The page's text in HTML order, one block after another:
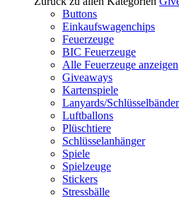
Buttons
Einkaufswagenchips
Feuerzeuge
BIC Feuerzeuge
Alle Feuerzeuge anzeigen
Giveaways
Kartenspiele
Lanyards/Schlüsselbänder
Luftballons
Plüschtiere
Schlüsselanhänger
Spiele
Spielzeuge
Stickers
Stressbälle